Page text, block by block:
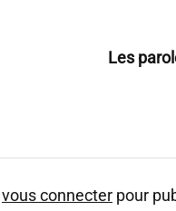
Les
vous connecter pour